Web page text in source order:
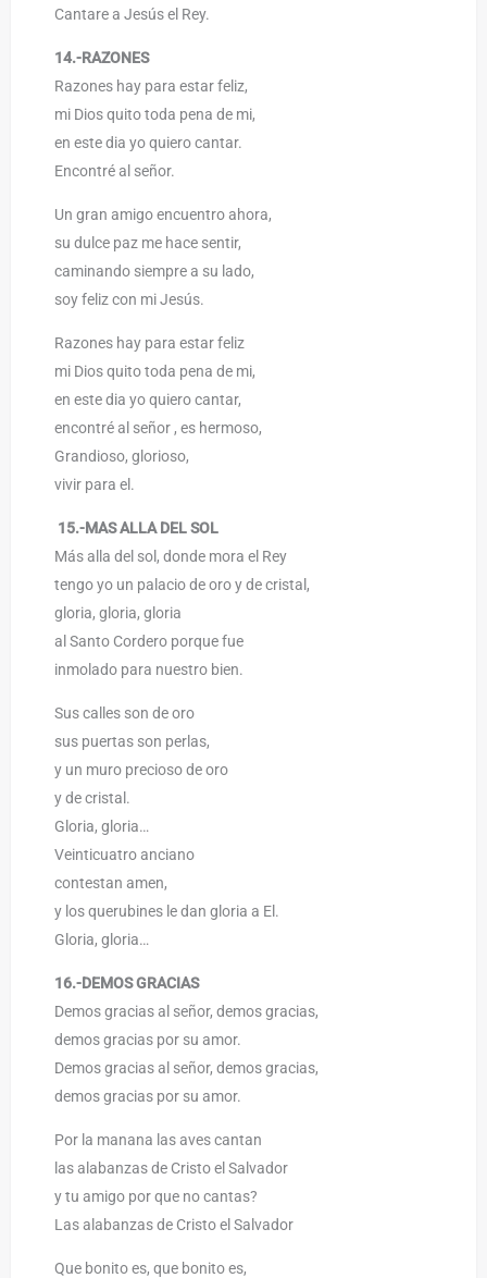
Cantare a Jesús el Rey.
14.-RAZONES
Razones hay para estar feliz,
mi Dios quito toda pena de mi,
en este dia yo quiero cantar.
Encontré al señor.
Un gran amigo encuentro ahora,
su dulce paz me hace sentir,
caminando siempre a su lado,
soy feliz con mi Jesús.
Razones hay para estar feliz
mi Dios quito toda pena de mi,
en este dia yo quiero cantar,
encontré al señor , es hermoso,
Grandioso, glorioso,
vivir para el.
15.-MAS ALLA DEL SOL
Más alla del sol, donde mora el Rey
tengo yo un palacio de oro y de cristal,
gloria, gloria, gloria
al Santo Cordero porque fue
inmolado para nuestro bien.
Sus calles son de oro
sus puertas son perlas,
y un muro precioso de oro
y de cristal.
Gloria, gloria…
Veinticuatro anciano
contestan amen,
y los querubines le dan gloria a El.
Gloria, gloria…
16.-DEMOS GRACIAS
Demos gracias al señor, demos gracias,
demos gracias por su amor.
Demos gracias al señor, demos gracias,
demos gracias por su amor.
Por la manana las aves cantan
las alabanzas de Cristo el Salvador
y tu amigo por que no cantas?
Las alabanzas de Cristo el Salvador
Que bonito es, que bonito es,